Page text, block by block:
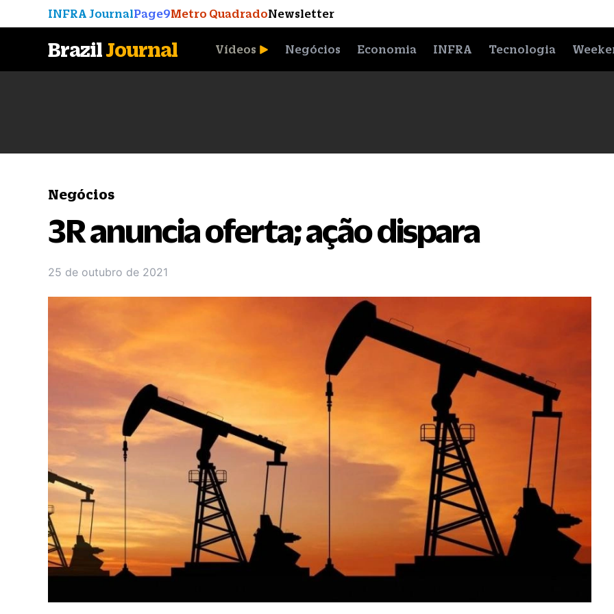
INFRA JournalPage9Metro QuadradoNewsletter
BrazilJournal Vídeos Negócios Economia INFRA Tecnologia
Negócios
3R anuncia oferta; ação dispara
25 de outubro de 2021